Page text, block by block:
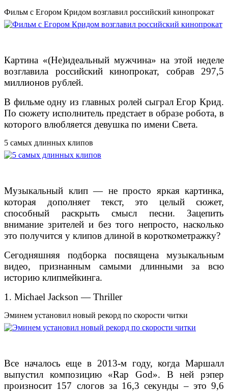
Фильм с Егором Кридом возглавил российский кинопрокат
Картина «(Не)идеальный мужчина» на этой неделе
возглавила российский кинопрокат, собрав 297,5
миллионов рублей.
В фильме одну из главных ролей сыграл Егор Крид.
По сюжету исполнитель предстает в образе робота, в
которого влюбляется девушка по имени Света.
5 самых длинных клипов
Музыкальный клип — не просто яркая картинка,
которая дополняет текст, это целый сюжет,
способный раскрыть смысл песни. Зацепить
внимание зрителей и без того непросто, насколько
это получится у клипов длиной в короткометражку?
Сегодняшняя подборка посвящена музыкальным
видео, признанным самыми длинными за всю
историю клипмейкинга.
1. Michael Jackson — Thriller
Эминем установил новый рекорд по скорости читки
Все началось еще в 2013-м году, когда Маршалл
выпустил композицию «Rap God». В ней рэпер
произносит 157 слогов за 16,3 секунды – это 9,6